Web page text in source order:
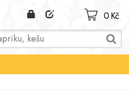
0 Kč